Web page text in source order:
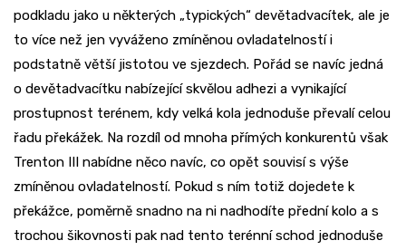
podkladu jako u některých „typických“ devětadvacítek, ale je
to více než jen vyváženo zmíněnou ovladatelností i
podstatně větší jistotou ve sjezdech. Pořád se navíc jedná
o devětadvacítku nabízející skvělou adhezi a vynikající
prostupnost terénem, kdy velká kola jednoduše převalí celou
řadu překážek. Na rozdíl od mnoha přímých konkurentů však
Trenton III nabídne něco navíc, co opět souvisí s výše
zmíněnou ovladatelností. Pokud s ním totiž dojedete k
překážce, poměrně snadno na ni nadhodíte přední kolo a s
trochou šikovnosti pak nad tento terénní schod jednoduše